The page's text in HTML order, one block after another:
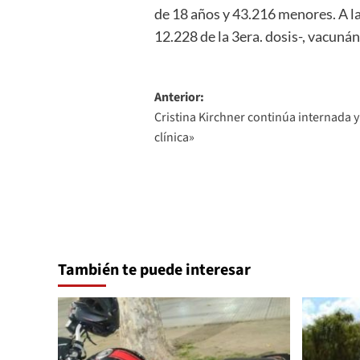
de 18 años y 43.216 menores. A
12.228 de la 3era. dosis-,
Navegación
de
entradas
Anterior:
Cristina Kirchner continúa internada
clínica»
También te puede interesar